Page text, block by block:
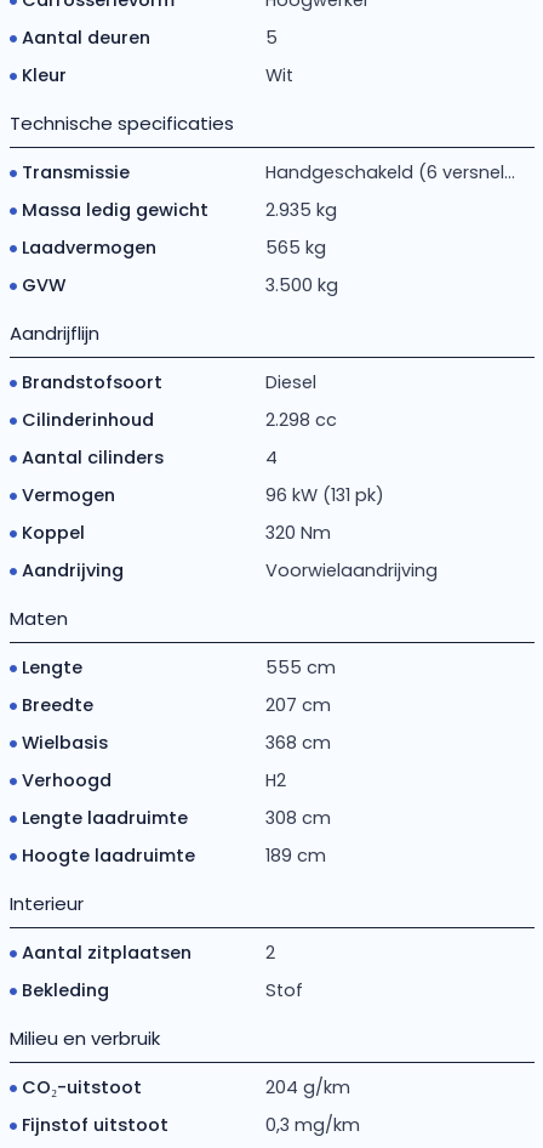
Aantal deuren
5
Kleur
Wit
Technische specificaties
Transmissie
Handgeschakeld (6 versnel...
Massa ledig gewicht
2.935 kg
Laadvermogen
565 kg
GVW
3.500 kg
Aandrijflijn
Brandstofsoort
Diesel
Cilinderinhoud
2.298 cc
Aantal cilinders
4
Vermogen
96 kW (131 pk)
Koppel
320 Nm
Aandrijving
Voorwielaandrijving
Maten
Lengte
555 cm
Breedte
207 cm
Wielbasis
368 cm
Verhoogd
H2
Lengte laadruimte
308 cm
Hoogte laadruimte
189 cm
Interieur
Aantal zitplaatsen
2
Bekleding
Stof
Milieu en verbruik
CO₂-uitstoot
204 g/km
Fijnstof uitstoot
0,3 mg/km